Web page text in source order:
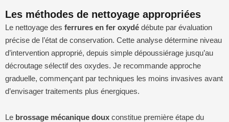
Les méthodes de nettoyage appropriées
Le nettoyage des ferrures en fer oxydé débute par évaluation
précise de l’état de conservation. Cette analyse détermine niveau
d’intervention approprié, depuis simple dépoussiérage jusqu’au
décroutage sélectif des oxydes. Je recommande approche
graduelle, commençant par techniques les moins invasives avant
d’envisager traitements plus énergiques.
Le brossage mécanique doux constitue première étape du